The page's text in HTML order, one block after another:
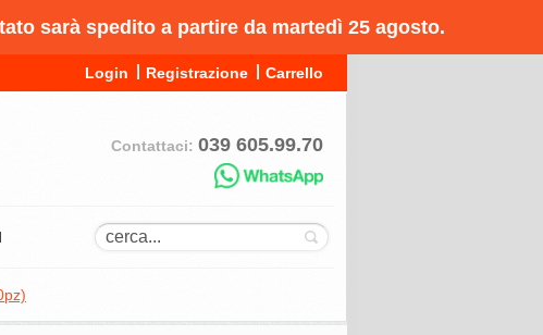
sarà spedito a partire da martedì 25 agosto.
Login Registrazione Carrello
Contattaci: 039 605.99.70